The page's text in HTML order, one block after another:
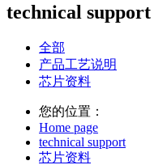
technical support
全部
产品工艺说明
芯片资料
您的位置：
Home page
technical support
芯片资料